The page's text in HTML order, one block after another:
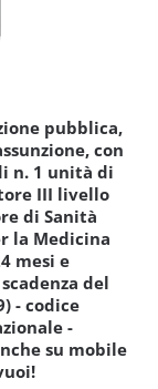
pubblica,
con
n. 1 unità di
III livello
di Sanità
la Medicina
mesi e
del
- codice
-
su mobile